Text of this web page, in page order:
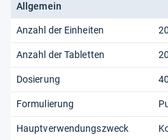
Allgemein
Anzahl der Einheiten 20
Anzahl der Tabletten
Dosierung
Formulierung
Hauptverwendungszweck